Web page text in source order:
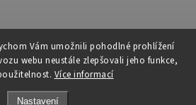
Vám umožnili pohodlné prohlížení
webu neustále zlepšovali jeho funkce,
Více informací
Nastavení